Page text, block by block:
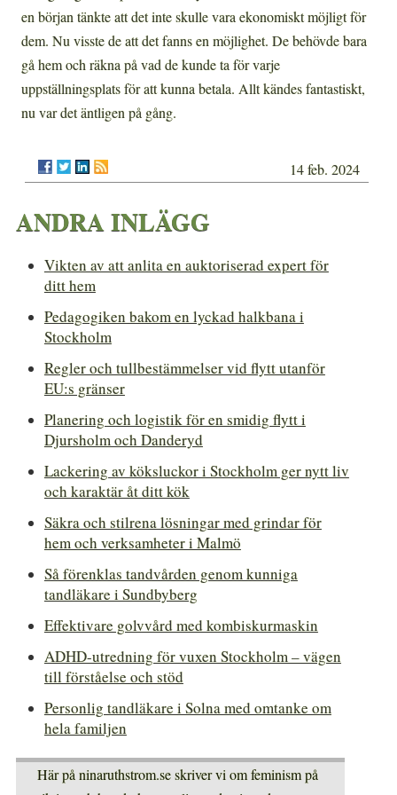
en början tänkte att det inte skulle vara ekonomiskt möjligt för
dem. Nu visste de att det fanns en möjlighet. De behövde bara
gå hem och räkna på vad de kunde ta för varje
uppställningsplats för att kunna betala. Allt kändes fantastiskt,
nu var det äntligen på gång.
14 feb. 2024
ANDRA INLÄGG
Vikten av att anlita en auktoriserad expert för
ditt hem
Pedagogiken bakom en lyckad halkbana i
Stockholm
Regler och tullbestämmelser vid flytt utanför
EU:s gränser
Planering och logistik för en smidig flytt i
Djursholm och Danderyd
Lackering av köksluckor i Stockholm ger nytt liv
och karaktär åt ditt kök
Säkra och stilrena lösningar med grindar för
hem och verksamheter i Malmö
Så förenklas tandvården genom kunniga
tandläkare i Sundbyberg
Effektivare golvvård med kombiskurmaskin
ADHD-utredning för vuxen Stockholm – vägen
till förståelse och stöd
Personlig tandläkare i Solna med omtanke om
hela familjen
Här på ninaruthstrom.se skriver vi om feminism på